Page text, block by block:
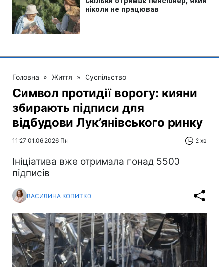
Головна » Життя » Суспільство
Символ протидії ворогу: кияни
збирають підписи для
відбудови Лук’янівського ринку
11:27 01.06.2026 Пн 2 хв
Ініціатива вже отримала понад 5500
підписів
ВАСИЛИНА КОПИТКО